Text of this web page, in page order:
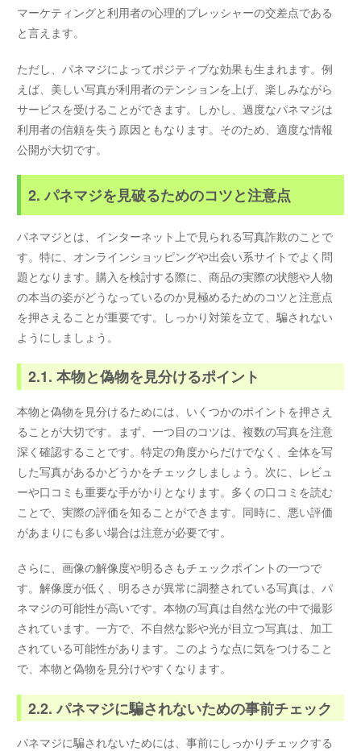
マーケティングと利用者の心理的プレッシャーの交差点である
と言えます。
ただし、パネマジによってポジティブな効果も生まれます。例
えば、美しい写真が利用者のテンションを上げ、楽しみながら
サービスを受けることができます。しかし、過度なパネマジは
利用者の信頼を失う原因ともなります。そのため、適度な情報
公開が大切です。
2. パネマジを見破るためのコツと注意点
パネマジとは、インターネット上で見られる写真詐欺のことで
す。特に、オンラインショッピングや出会い系サイトでよく問
題となります。購入を検討する際に、商品の実際の状態や人物
の本当の姿がどうなっているのか見極めるためのコツと注意点
を押さえることが重要です。しっかり対策を立て、騙されない
ようにしましょう。
2.1. 本物と偽物を見分けるポイント
本物と偽物を見分けるためには、いくつかのポイントを押さえ
ることが大切です。まず、一つ目のコツは、複数の写真を注意
深く確認することです。特定の角度からだけでなく、全体を写
した写真があるかどうかをチェックしましょう。次に、レビュ
ーや口コミも重要な手がかりとなります。多くの口コミを読む
ことで、実際の評価を知ることができます。同時に、悪い評価
があまりにも多い場合は注意が必要です。
さらに、画像の解像度や明るさもチェックポイントの一つで
す。解像度が低く、明るさが異常に調整されている写真は、パ
ネマジの可能性が高いです。本物の写真は自然な光の中で撮影
されています。一方で、不自然な影や光が目立つ写真は、加工
されている可能性があります。このような点に気をつけること
で、本物と偽物を見分けやすくなります。
2.2. パネマジに騙されないための事前チェック
パネマジに騙されないためには、事前にしっかりチェックする